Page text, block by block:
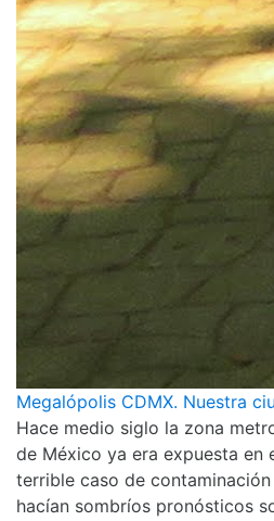
Megalópolis CDMX. Nuestra
Hace medio siglo la zona
de México ya era expuesta en
terrible caso de
hacían sombríos pronósticos